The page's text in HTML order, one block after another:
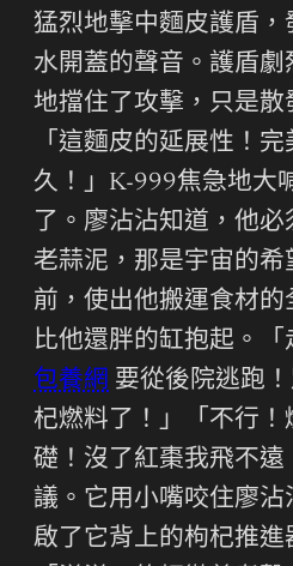
猛烈地擊中麵皮護盾，
水開蓋的聲音。護盾
地擋住了攻擊，只是散
「這麵皮的延展性！
久！」K-999焦急地大
了。廖沾沾知道，他
老蒜泥，那是宇宙的
前，使出他搬運食材的
比他還胖的缸抱起。
包養網 要從後院逃跑
杞燃料了！」「不行！
礎！沒了紅棗我飛不遠
議。它用小嘴咬住廖沾
啟了它背上的枸杞推進